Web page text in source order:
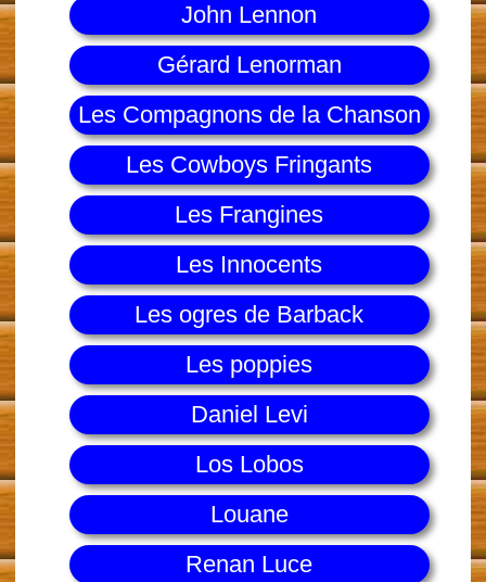
John Lennon
Gérard Lenorman
Les Compagnons de la Chanson
Les Cowboys Fringants
Les Frangines
Les Innocents
Les ogres de Barback
Les poppies
Daniel Levi
Los Lobos
Louane
Renan Luce